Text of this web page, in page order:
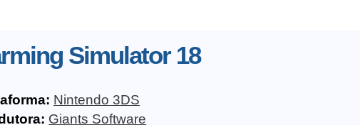
Simulator 18
Nintendo 3DS
Giants Software